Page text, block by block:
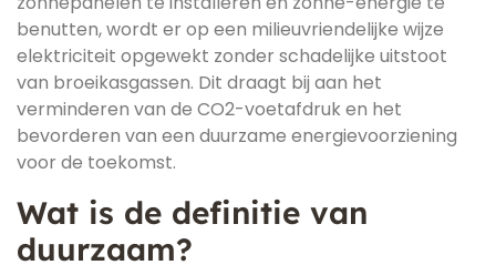
benutten, wordt er op een milieuvriendelijke wijze
elektriciteit opgewekt zonder schadelijke uitstoot
van broeikasgassen. Dit draagt bij aan het
verminderen van de CO2-voetafdruk en het
bevorderen van een duurzame energievoorziening
voor de toekomst.
Wat is de definitie van
duurzaam?